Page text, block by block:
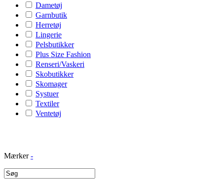
Dametøj
Garnbutik
Herretøj
Lingerie
Pelsbutikker
Plus Size Fashion
Renseri/Vaskeri
Skobutikker
Skomager
Systuer
Textiler
Ventetøj
Mærker -